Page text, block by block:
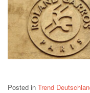
Posted in Trend